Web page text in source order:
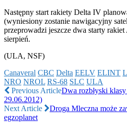
Następny start rakiety Delta IV
(wyniesiony zostanie nawigacyjny
przeprowadzi jeszcze dwa starty
sierpień.
(ULA, NSF)
Canaveral CBC Delta EELV ELINT
NRO NROL RS-68 SLC ULA
Previous ArticleDwa rozbłyski
29.06.2012)
Next Article
Droga Mleczna może
egzoplanet